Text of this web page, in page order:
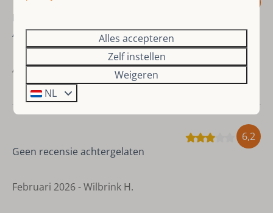
Prachtig en goed geoutilleerd.
Alles aanwezig en goed contact met eigenaar.
April 2026 - Connie R.
6,2
Geen recensie achtergelaten
Februari 2026 - Wilbrink H.
Alles accepteren
Zelf instellen
Weigeren
NL